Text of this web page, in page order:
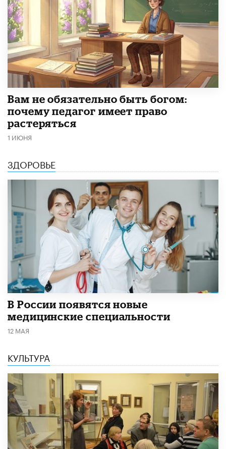
​Вам не обязательно быть богом:
почему педагог имеет право
растеряться
1 ИЮНЯ
ЗДОРОВЬЕ
В России появятся новые
медицинские специальности
12 МАЯ
КУЛЬТУРА